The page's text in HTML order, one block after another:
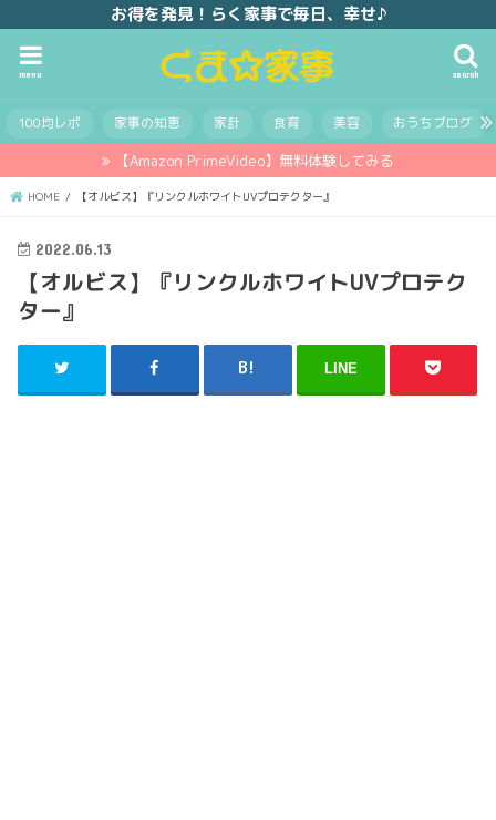
お得を発見！らく家事で毎日、幸せ♪
search
menu
100均レポ 家事の知恵 家計 食育 美容 おうちブログ
【Amazon PrimeVideo】無料体験してみる
HOME 【オルビス】『リンクルホワイトUVプロテクター』
2022.06.13
【オルビス】『リンクルホワイトUVプロテク
ター』
LINE